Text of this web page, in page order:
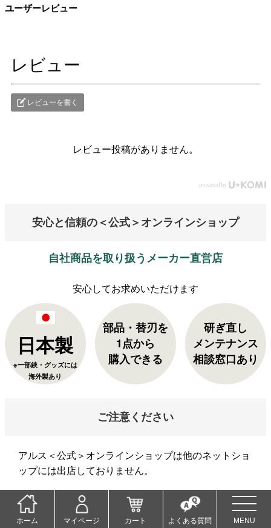
ユーザーレビュー
レビュー
レビューを書く
レビュー投稿がありません。
安心と信頼の＜公式＞オンラインショップ
自社商品を取り扱うメーカー直営店
日本製
※一部鋏・グッズには
海外製あり
部品・替刃を
1点から
購入できる
研ぎ直し
メンテナンス
相談窓口あり
ご注意ください
アルス＜公式＞オンラインショップは他のネットショ
ップには出店しておりません。
当店以外でご購入された商品の返品・交換は承れませ
ん。ご了承くださいませ。
ホーム マイページ カート よくある質問 MENU